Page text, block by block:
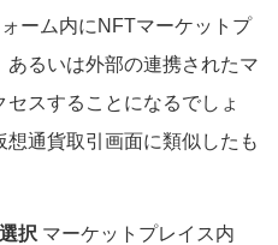
ーム内にNFTマーケットプ
あるいは外部の連携されたマ
スすることになるでしょ
想通貨取引画面に類似したも
択 マーケットプレイス内